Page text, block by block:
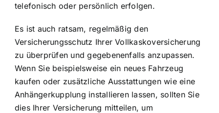
telefonisch oder persönlich erfolgen.
Es ist auch ratsam, regelmäßig den
Versicherungsschutz Ihrer Vollkaskoversicherung
zu überprüfen und gegebenenfalls anzupassen.
Wenn Sie beispielsweise ein neues Fahrzeug
kaufen oder zusätzliche Ausstattungen wie eine
Anhängerkupplung installieren lassen, sollten Sie
dies Ihrer Versicherung mitteilen, um